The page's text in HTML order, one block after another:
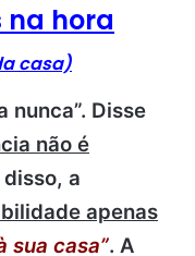
na hora
casa)
nunca”. Disse
não é
a
apenas
sua casa”. A